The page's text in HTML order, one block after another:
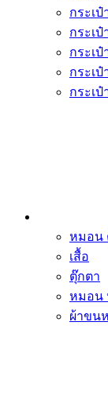
กระเ
กระเ
กระเ
กระเป๋
กระเ
หมอน
เสื้อ
ตุ๊กตา
หมอน
ผ้าขน